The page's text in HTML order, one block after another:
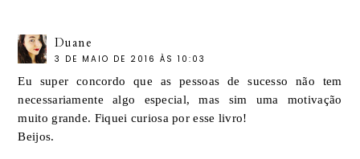
Duane
3 DE MAIO DE 2016 ÀS 10:03
Eu super concordo que as pessoas de sucesso não tem
necessariamente algo especial, mas sim uma motivação
muito grande. Fiquei curiosa por esse livro!
Beijos.